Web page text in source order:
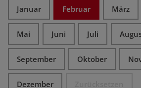
Januar Februar März
Mai Juni Juli
September Oktober
Dezember